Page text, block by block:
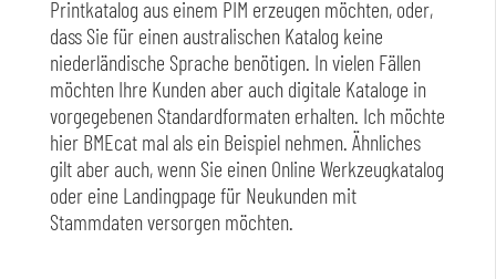
Printkatalog aus einem PIM erzeugen möchten, oder,
dass Sie für einen australischen Katalog keine
niederländische Sprache benötigen. In vielen Fällen
möchten Ihre Kunden aber auch digitale Kataloge in
vorgegebenen Standardformaten erhalten. Ich möchte
hier BMEcat mal als ein Beispiel nehmen. Ähnliches
gilt aber auch, wenn Sie einen Online Werkzeugkatalog
oder eine Landingpage für Neukunden mit
Stammdaten versorgen möchten.